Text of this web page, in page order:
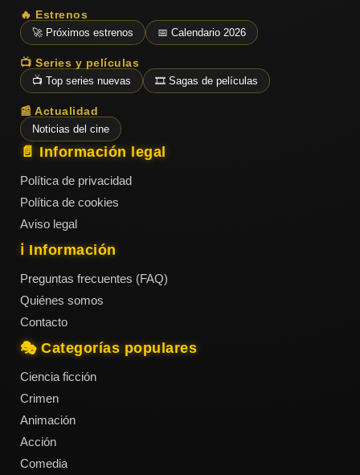
🔥 Estrenos
🚀 Próximos estrenos 📅 Calendario 2026
📺 Series y películas
📺 Top series nuevas 🎞️ Sagas de películas
📰 Actualidad
Noticias del cine
📄 Información legal
Política de privacidad
Política de cookies
Aviso legal
ℹ️ Información
Preguntas frecuentes (FAQ)
Quiénes somos
Contacto
🎭 Categorías populares
Ciencia ficción
Crimen
Animación
Acción
Comedia